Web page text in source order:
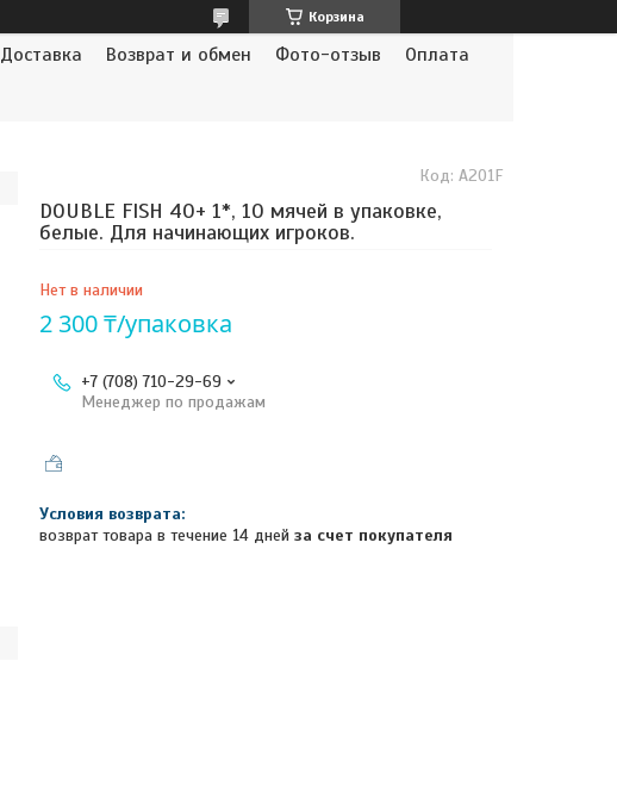
Корзина
Доставка Возврат и обмен Фото-отзыв
Оплата
DOUBLE FISH 40+ 1*, 10 мячей в упаковке,
белые. Для начинающих игроков.
Нет в наличии
Код:A201F
2 300 ₸/упаковка
+7 (708) 710-29-69
Менеджер по продажам
возврат товара в течение 14 дней за счет покупателя